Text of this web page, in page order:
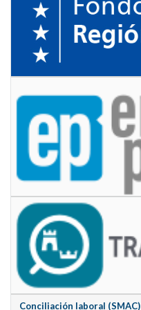
Conciliación laboral (SMAC)